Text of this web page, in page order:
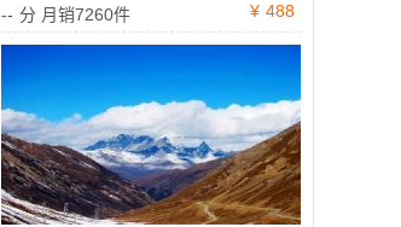
-- 分 月销7260件 ¥ 488